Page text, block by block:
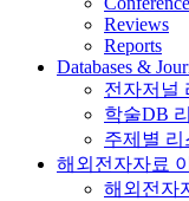
Reviews
Reports
Databases &
전자저널
학술DB
주제별 리
해외전자자료
해외전자